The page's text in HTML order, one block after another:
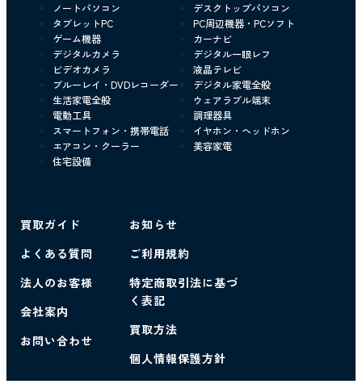
ノートパソコン
デスクトップパソコン
タブレットPC
PC周辺機器・PCソフト
ゲーム機器
カーナビ
デジタルカメラ
デジタル一眼レフ
ビデオカメラ
液晶テレビ
ブルーレイ・DVDレコーダー
デジタル家電全般
生活家電全般
ウェアラブル端末
電動工具
調理器具
スマートフォン・携帯電話
イヤホン・ヘッドホン
エアコン・クーラー
美容家電
住宅設備
買取ガイド
よくある質問
法人のお客様
会社案内
お問い合わせ
お知らせ
ご利用規約
特定商取引法に基づ
く表記
買取方法
個人情報保護方針